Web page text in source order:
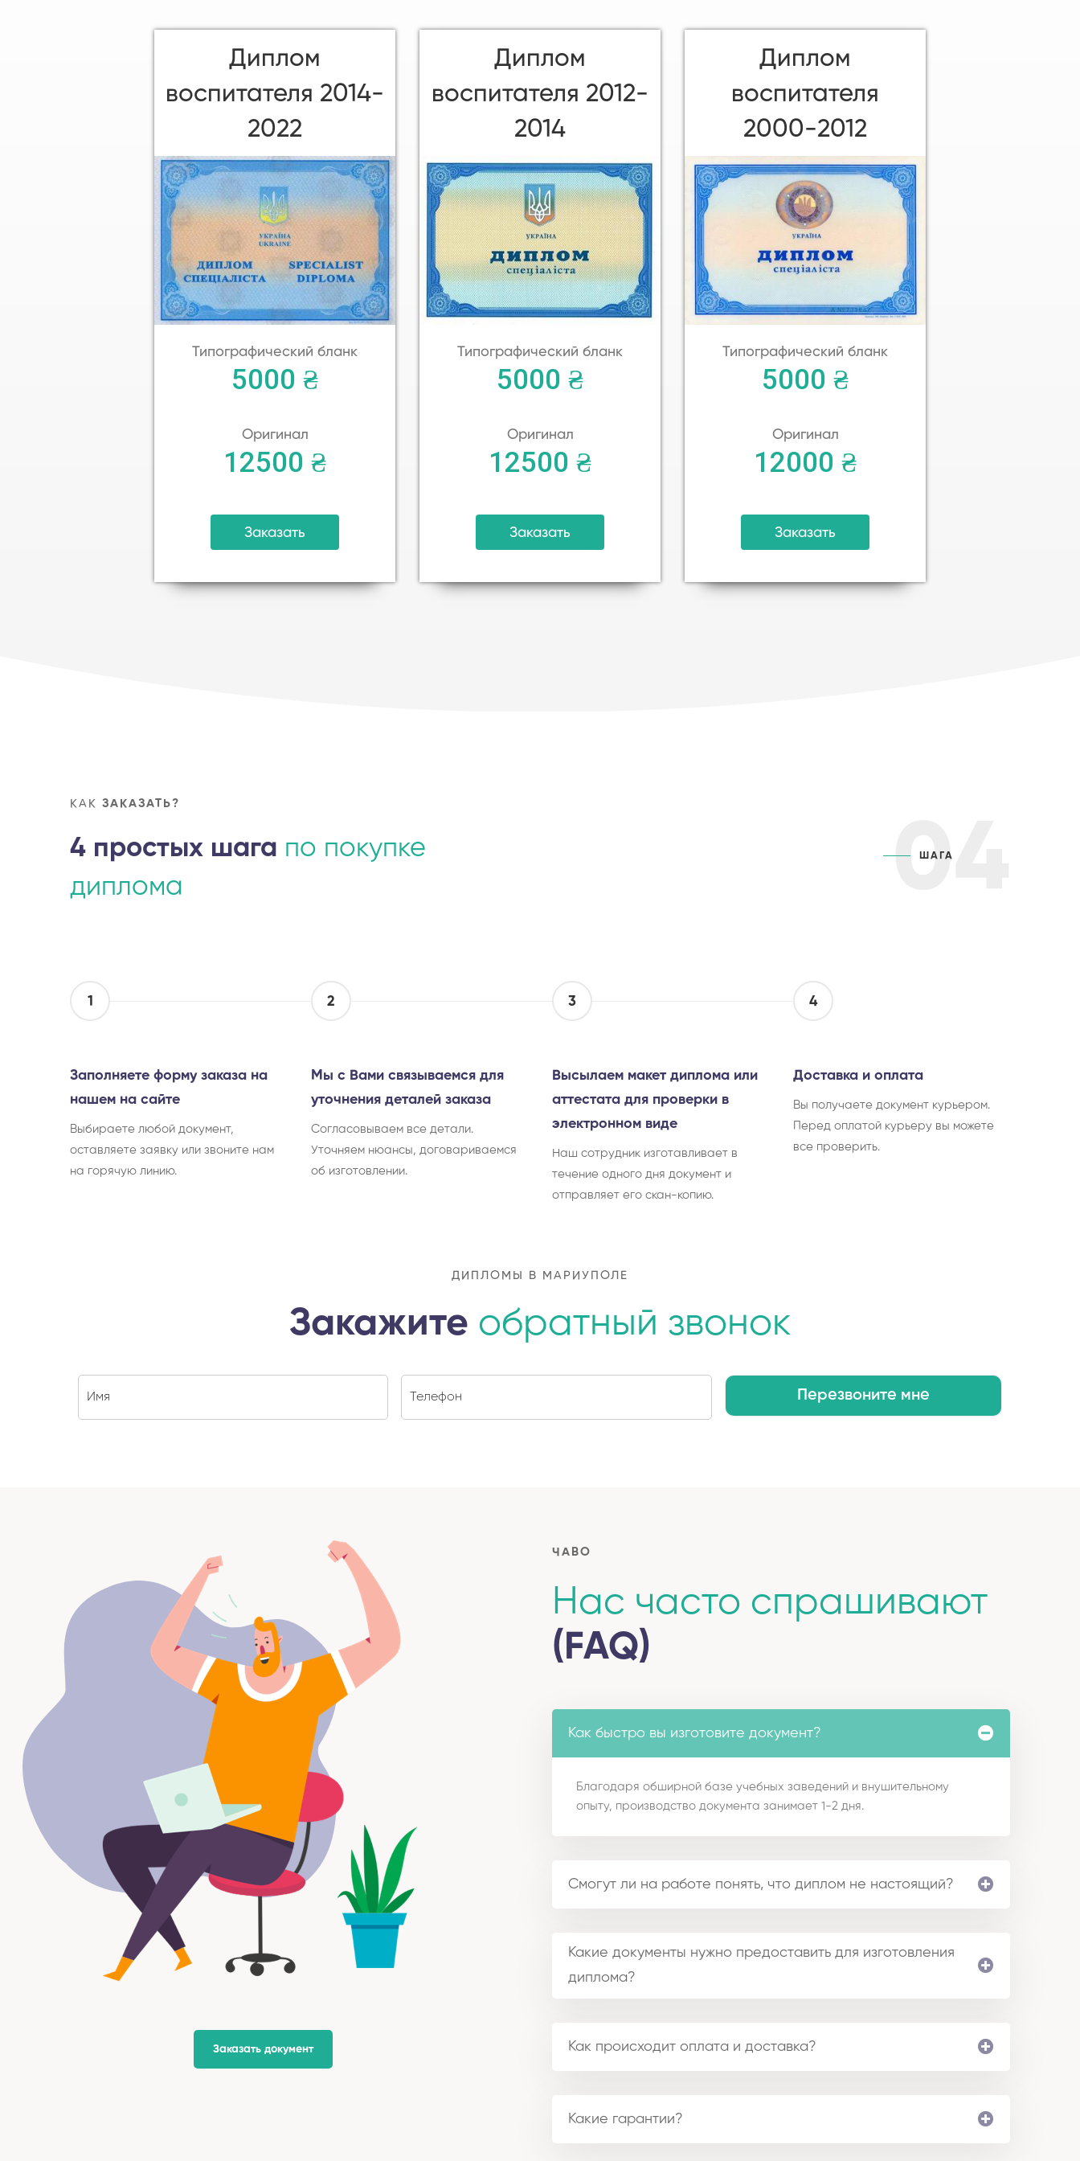
Диплом
воспитателя 2014-
2022
Типографический бланк
5000 ₴
Оригинал
12500 ₴
Заказать
Диплом
воспитателя 2012-
2014
Типографический бланк
5000 ₴
Оригинал
12500 ₴
Заказать
Диплом
воспитателя
2000-2012
Типографический бланк
5000 ₴
Оригинал
12000 ₴
Заказать
КАК ЗАКАЗАТЬ?
4 простых шага по покупке
диплома
04
ШАГА
1
Заполняете форму заказа на
нашем на сайте
Выбираете любой документ,
оставляете заявку или звоните нам
на горячую линию.
2
Мы с Вами связываемся для
уточнения деталей заказа
Согласовываем все детали.
Уточняем нюансы, договариваемся
об изготовлении.
3
Высылаем макет диплома или
аттестата для проверки в
электронном виде
Наш сотрудник изготавливает в
течение одного дня документ и
отправляет его скан-копию.
4
Доставка и оплата
Вы получаете документ курьером.
Перед оплатой курьеру вы можете
все проверить.
ДИПЛОМЫ В МАРИУПОЛЕ
Закажите обратный звонок
Перезвоните мне
Заказать документ
ЧАВО
Нас часто спрашивают
(FAQ)
Как быстро вы изготовите документ?
Благодаря обширной базе учебных заведений и внушительному
опыту, производство документа занимает 1-2 дня.
Смогут ли на работе понять, что диплом не настоящий?
Какие документы нужно предоставить для изготовления
диплома?
Как происходит оплата и доставка?
Какие гарантии?